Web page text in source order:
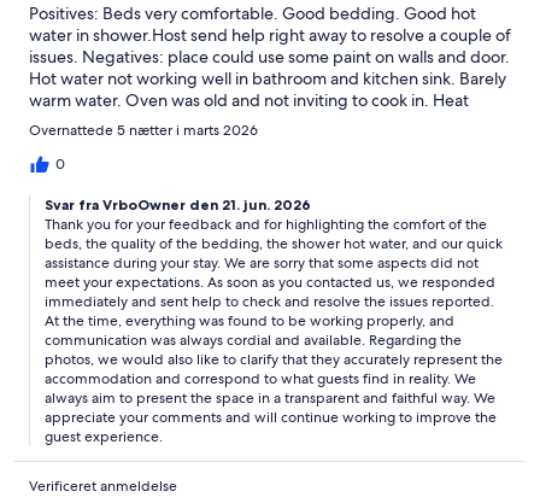
Positives: Beds very comfortable. Good bedding. Good hot
water in shower.Host send help right away to resolve a couple of
issues. Negatives: place could use some paint on walls and door.
Hot water not working well in bathroom and kitchen sink. Barely
warm water. Oven was old and not inviting to cook in. Heat
pumps don’t heat well throughout. Good thing we bring a
more inviting than actually was so can’t rate as high as I would
Overnattede 5 nætter i marts 2026
0
Svar fra VrboOwner den 21. jun. 2026
Thank you for your feedback and for highlighting the comfort of the
beds, the quality of the bedding, the shower hot water, and our quick
assistance during your stay. We are sorry that some aspects did not
meet your expectations. As soon as you contacted us, we responded
immediately and sent help to check and resolve the issues reported.
At the time, everything was found to be working properly, and
communication was always cordial and available. Regarding the
photos, we would also like to clarify that they accurately represent the
accommodation and correspond to what guests find in reality. We
always aim to present the space in a transparent and faithful way. We
appreciate your comments and will continue working to improve the
guest experience.
Verificeret anmeldelse